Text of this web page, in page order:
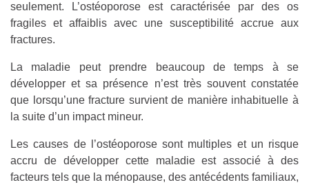
seulement. L’ostéoporose est caractérisée par des os
fragiles et affaiblis avec une susceptibilité accrue aux
fractures.
La maladie peut prendre beaucoup de temps à se
développer et sa présence n’est très souvent constatée
que lorsqu’une fracture survient de manière inhabituelle à
la suite d’un impact mineur.
Les causes de l’ostéoporose sont multiples et un risque
accru de développer cette maladie est associé à des
facteurs tels que la ménopause, des antécédents familiaux,